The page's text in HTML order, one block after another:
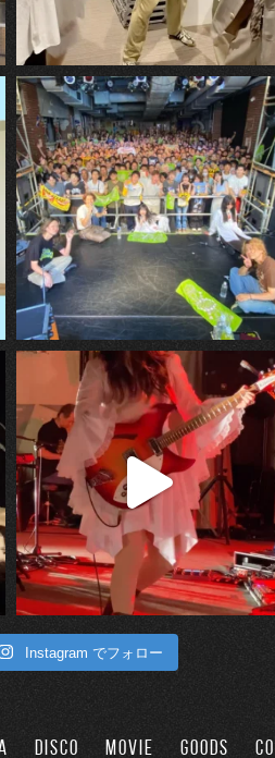
Instagram でフォロー
DISCO MOVIE GOODS